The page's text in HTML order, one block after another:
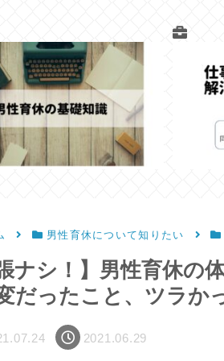
男性育休について知りたい
張ナシ！】男性育休の
だったこと、ツラか
2021.06.29